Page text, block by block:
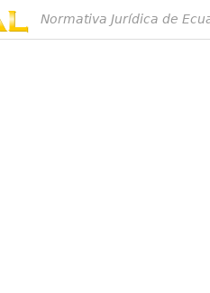
Normativa Jurídica de